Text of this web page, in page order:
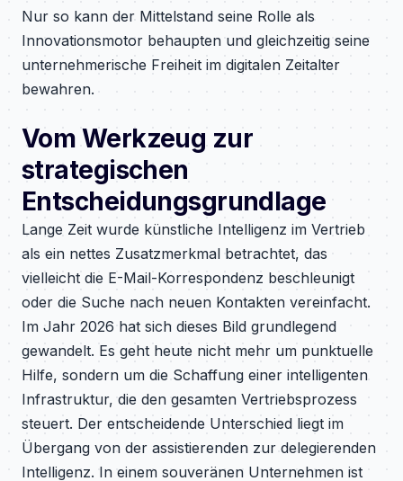
Nur so kann der Mittelstand seine Rolle als
Innovationsmotor behaupten und gleichzeitig seine
unternehmerische Freiheit im digitalen Zeitalter
bewahren.
Vom Werkzeug zur
strategischen
Entscheidungsgrundlage
Lange Zeit wurde künstliche Intelligenz im Vertrieb
als ein nettes Zusatzmerkmal betrachtet, das
vielleicht die E-Mail-Korrespondenz beschleunigt
oder die Suche nach neuen Kontakten vereinfacht.
Im Jahr 2026 hat sich dieses Bild grundlegend
gewandelt. Es geht heute nicht mehr um punktuelle
Hilfe, sondern um die Schaffung einer intelligenten
Infrastruktur, die den gesamten Vertriebsprozess
steuert. Der entscheidende Unterschied liegt im
Übergang von der assistierenden zur delegierenden
Intelligenz. In einem souveränen Unternehmen ist